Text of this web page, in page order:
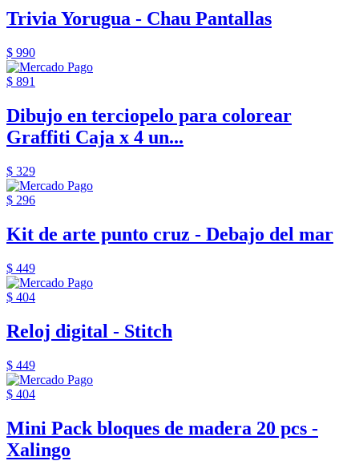
Trivia Yorugua - Chau Pantallas
$ 990
$ 891
Dibujo en terciopelo para colorear
Graffiti Caja x 4 un...
$ 329
$ 296
Kit de arte punto cruz - Debajo del mar
$ 449
$ 404
Reloj digital - Stitch
$ 449
$ 404
Mini Pack bloques de madera 20 pcs -
Xalingo